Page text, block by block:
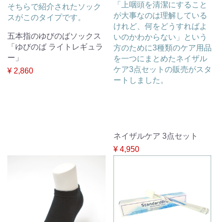
そちらで紹介されたソック
スがこのタイプです。
五本指のゆびのばソックス
「ゆびのば ライトレギュラ
ー」
¥ 2,860
「上咽頭を清潔にすること
が大事なのは理解している
けれど、何をどうすればよ
いのかわからない」という
方のために3種類のケア用品
を一つにまとめたネイザル
ケア3点セットの販売がスタ
ートしました。
ネイザルケア 3点セット
¥ 4,950